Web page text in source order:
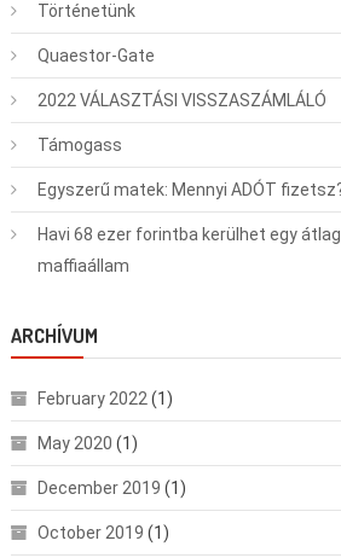
Történetünk
Quaestor-Gate
2022 VÁLASZTÁSI VISSZASZÁMLÁLÓ
Támogass
Egyszerű matek: Mennyi ADÓT
Havi 68 ezer forintba kerülhet egy
maffiaállam
ARCHÍVUM
February 2022 (1)
May 2020 (1)
December 2019 (1)
October 2019 (1)